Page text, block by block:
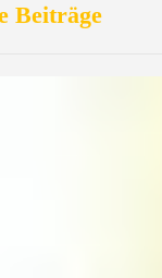
Beiträge